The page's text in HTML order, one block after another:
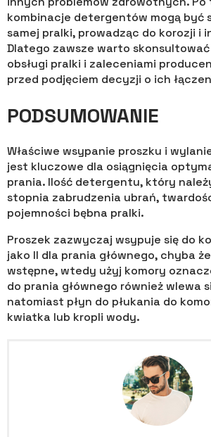
kombinacje detergentów mogą być
samej pralki, prowadząc do korozji i
Dlatego zawsze warto
obsługi pralki i zaleceniami
przed podjęciem decyzji o ich
PODSUMOWANIE
Właściwe wsypanie proszku i
jest kluczowe dla osiągnięcia
prania. Ilość detergentu, który
stopnia zabrudzenia ubrań,
pojemności bębna pralki.
Proszek zazwyczaj wsypuje się do
jako II dla prania głównego, chyba
wstępne, wtedy użyj komory
do prania głównego również wlewa
natomiast płyn do płukania do
kwiatka lub kropli wody.